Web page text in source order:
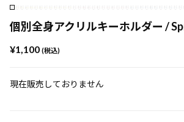
個別全身アクリルキーホルダー /
¥1,100 (税込)
現在販売しておりません